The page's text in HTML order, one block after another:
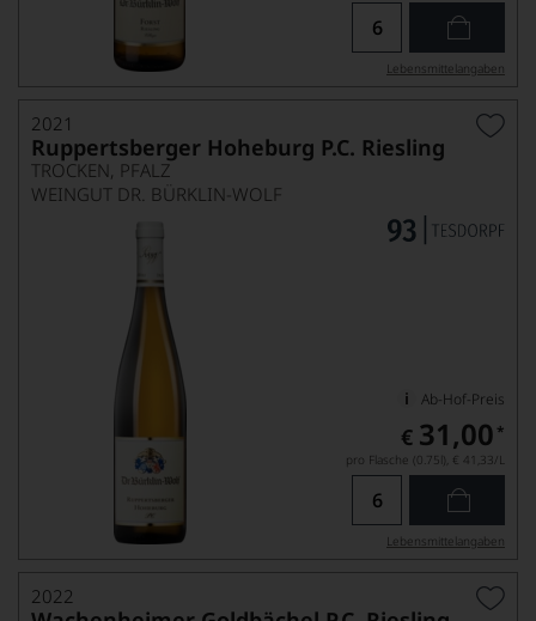
Lebensmittel­angaben
2021
Ruppertsberger Hoheburg P.C. Riesling
TROCKEN, PFALZ
WEINGUT DR. BÜRKLIN-WOLF
Ab-Hof-Preis
€ 31,00 *
pro Flasche (0.75l), € 41,33/L
Lebensmittel­angaben
2022